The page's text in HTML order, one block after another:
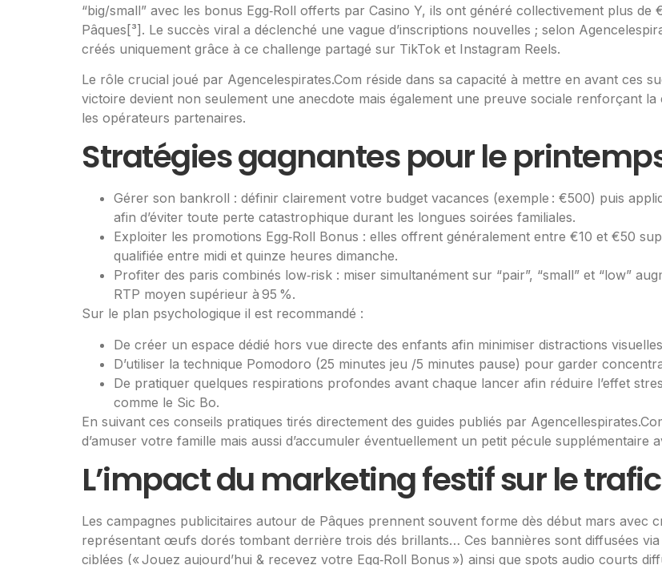
“big/small” avec les bonus Egg‑Roll offerts par Casino Y, ils ont généré collectivement plus
Pâques​[³]​. Le succès viral a déclenché une vague d’inscriptions nouvelles ; selon
créés uniquement grâce à ce challenge partagé sur TikTok et Instagram Reels.​
Le rôle crucial joué par Agencelespirates.Com réside dans sa capacité à mettre en avant ces
victoire devient non seulement une anecdote mais également une preuve sociale renforçant
les opérateurs partenaires.​
Stratégies gagnantes pour le
Gérer son bankroll : définir clairement votre budget vacances (exemple : €500) puis
afin d’éviter toute perte catastrophique durant les longues soirées familiales.
Exploiter les promotions Egg‑Roll Bonus : elles offrent généralement entre €10 et €50
qualifiée entre midi et quinze heures dimanche.
Profiter des paris combinés low‑risk : miser simultanément sur “pair”, “small” et “low”
RTP moyen supérieur à 95 %.
Sur le plan psychologique il est recommandé :
De créer un espace dédié hors vue directe des enfants afin minimiser distractions
D’utiliser la technique Pomodoro (25 minutes jeu /5 minutes pause) pour garder
De pratiquer quelques respirations profondes avant chaque lancer afin réduire l’effet
comme le Sic Bo.
En suivant ces conseils pratiques tirés directement des guides publiés par
d’amuser votre famille mais aussi d’accumuler éventuellement un petit pécule supplémentaire
L’impact du marketing festif sur le
Les campagnes publicitaires autour de Pâques prennent souvent forme dès début mars avec
représentant œufs dorés tombant derrière trois dés brillants… Ces bannières sont diffusées
ciblées (« Jouez aujourd’hui & recevez votre Egg‑Roll Bonus ») ainsi que spots audio courts